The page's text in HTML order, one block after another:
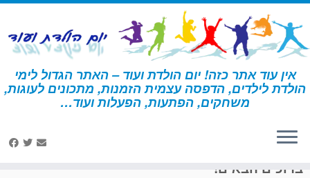
דלג
לתוכן
אין עוד אתר כזה! יום הולדת ועוד – האתר הגדול לימי
הולדת לילדים, הדפסה עצמית הזמנות, מתכונים לעוגות,
משחקים, הפתעות, הפעלות ועוד… דף הבית » מתכונים לעוגות וכיבוד » טארט תותים של מלכת הלבבות
ברוכים הבאים!